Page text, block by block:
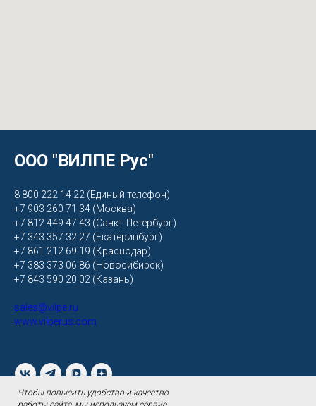
Чтобы повысить удобство и качество
ООО "ВИЛПЕ Рус"
8 800 222 14 22 (Единый телефон)
+7 903 260 71 34 (Москва)
+7 812 449 47 43 (Санкт-Петербург)
+7 343 357 32 27 (Екатеринбург)
+7 861 212 69 19 (Краснодар)
+7 383 373 06 86 (Новосибирск)
+7 843 590 20 02 (Казань)
sales@vilpe.ru
www.vilperus.com